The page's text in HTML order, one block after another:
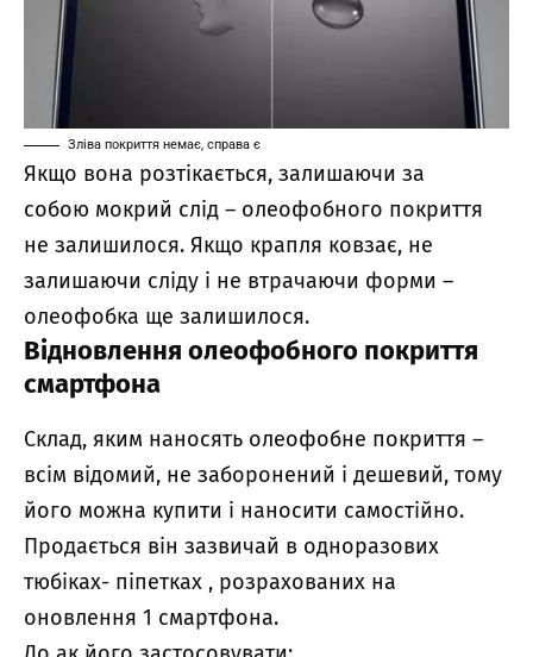
Зліва покриття немає, справа є
Якщо вона розтікається, залишаючи за
собою мокрий слід – олеофобного покриття
не залишилося. Якщо крапля ковзає, не
залишаючи сліду і не втрачаючи форми –
олеофобка ще залишилося.
Відновлення олеофобного покриття
смартфона
Склад, яким наносять олеофобне покриття –
всім відомий, не заборонений і дешевий, тому
його можна купити і наносити самостійно.
Продається він зазвичай в одноразових
тюбіках- піпетках , розрахованих на
оновлення 1 смартфона.